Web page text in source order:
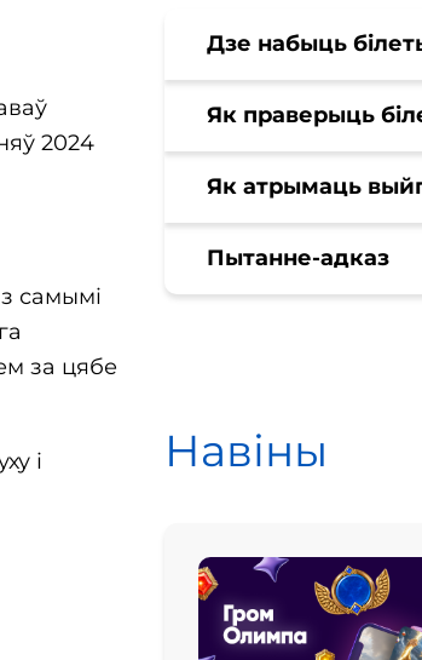
2024
самымі
за цябе
і
Дзе набыць
Як праверыць
Як атрымаць
Пытанне-адказ
Навіны